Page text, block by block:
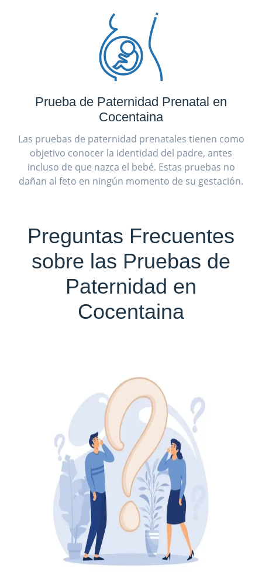
Prueba de Paternidad Prenatal en
Cocentaina
Las pruebas de paternidad prenatales tienen como
objetivo conocer la identidad del padre, antes
incluso de que nazca el bebé. Estas pruebas no
dañan al feto en ningún momento de su gestación.
Preguntas Frecuentes
sobre las Pruebas de
Paternidad en
Cocentaina